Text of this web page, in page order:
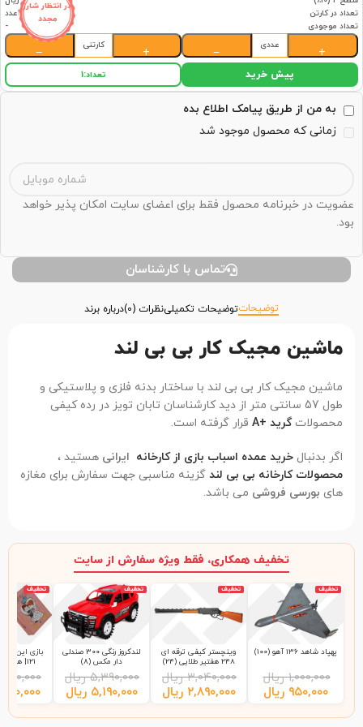
در انتظار شارژ
مجدد
تعداد در کارتن
1عدد
تعداد موجودی
-
+
عددی
−
+
کارتنی
−
پیش خرید تعداد:1
به من از طریق پیامک اطلاع بده
زمانی که محصول موجود شد
عضویت در خبرنامه محصول فقط برای اعضای سایت امکان پذیر خواهد
بود.
تماس با کارشناسان
توضیحاتتوضیحات تکمیلینظرات (0) درباره برند
ماشین مجیک کار بی بی لند
ماشین مجیک کار بی بی لند با ساختار بدنه فلزی و پلاستیکی و
طول 57 سانتی متر از دید کارشناسان تابان تویز در رده کیفی
محصولاتگرید +A قرار گرفته است.
اگر بدنبال خرید عمده اسباب بازی از کارخانه ایرانی هستید ،
محصولات کارخانه بی بی لند گزینه مناسبی جهت سفارش برای مغازه
های بورسی فروشی می باشد.
تخفیف همکاری، فقط ویژه سفارش از سایت
تخفیف
پهپاد شاهد 136 آهو (100)
۱,۰۰۰,۰۰۰ ریال
۹۵۰,۰۰۰ ریال
تخفیف
وینچستر کیفی ترقه ای
248 هفتیر طلایی (24)
۳,۰۴۰,۰۰۰ ریال
۲,۸۹۰,۰۰۰ ریال
تخفیف
لندکروز رنگی 300 صندلی
دار مکس (8)
۵,۳۹۰,۰۰۰ ریال
۵,۱۹۰,۰۰۰ ریال
تخفیف
بازی این چی
121| هاردباکس (48)